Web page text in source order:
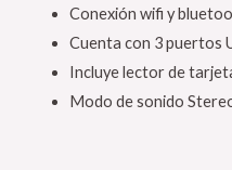
Conexión wifi y
Cuenta con 3 puertos
Incluye lector de
Modo de sonido